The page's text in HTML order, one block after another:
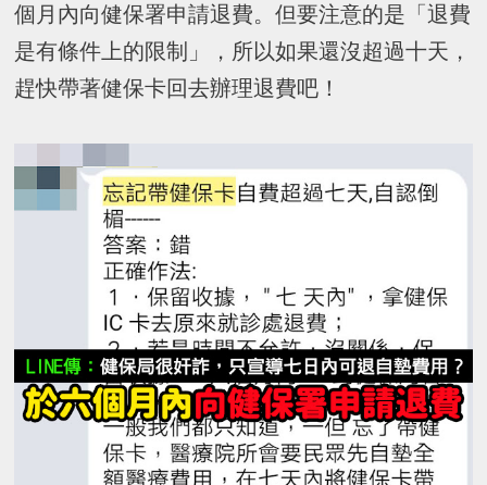
個月內向健保署申請退費。但要注意的是「退費
是有條件上的限制」，所以如果還沒超過十天，
趕快帶著健保卡回去辦理退費吧！